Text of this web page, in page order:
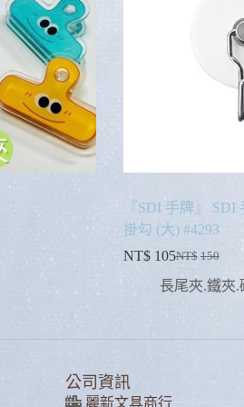
『SDI 手牌』
掛勾 (大) #4293
NT$ 150
NT$ 105
長尾夾.鐵夾.
公司資訊
麗新文具商行